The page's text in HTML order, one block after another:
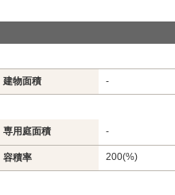
建物面積 -
専用庭面積 -
容積率 200(%)